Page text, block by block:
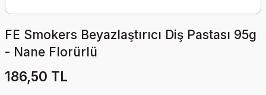
FE Smokers Beyazlaştırıcı Diş Pastası 95g
- Nane Florürlü
186,50 TL